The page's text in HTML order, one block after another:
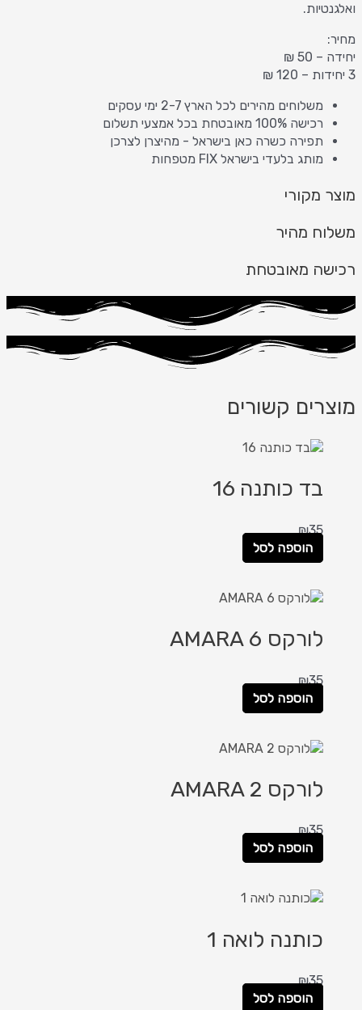
ואלגנטיות.
מחיר:
יחידה – 50 ₪
3 יחידות – 120 ₪
משלוחים מהירים לכל הארץ 2-7 ימי עסקים
רכישה 100% מאובטחת בכל אמצעי תשלום
תפירה כשרה כאן בישראל - מהיצרן לצרכן
מותג בלעדי בישראל FIX מטפחות
מוצר מקורי
משלוח מהיר
רכישה מאובטחת
מוצרים קשורים
בד כותנה 16
₪35
הוספה לסל
לורקס AMARA 6
₪35
הוספה לסל
לורקס AMARA 2
₪35
הוספה לסל
כותנה לואה 1
₪35
הוספה לסל